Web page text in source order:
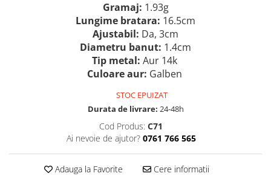
Gramaj: 1.93g
Lungime bratara: 16.5cm
Ajustabil: Da, 3cm
Diametru banut: 1.4cm
Tip metal: Aur 14k
Culoare aur: Galben
STOC EPUIZAT
Durata de livrare: 24-48h
Cod Produs: C71
Ai nevoie de ajutor? 0761 766 565
Adauga la Favorite Cere informatii